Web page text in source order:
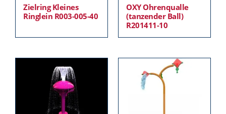
Zielring Kleines
Ringlein R003-005-40
OXY Ohrenqualle
(tanzender Ball)
R201411-10